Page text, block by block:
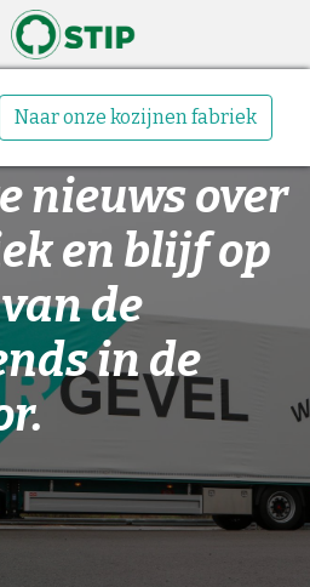
Naar onze kozijnen fabriek
nieuws over
en blijf op
de
in de